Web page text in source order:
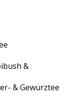
&
& Gewürztee